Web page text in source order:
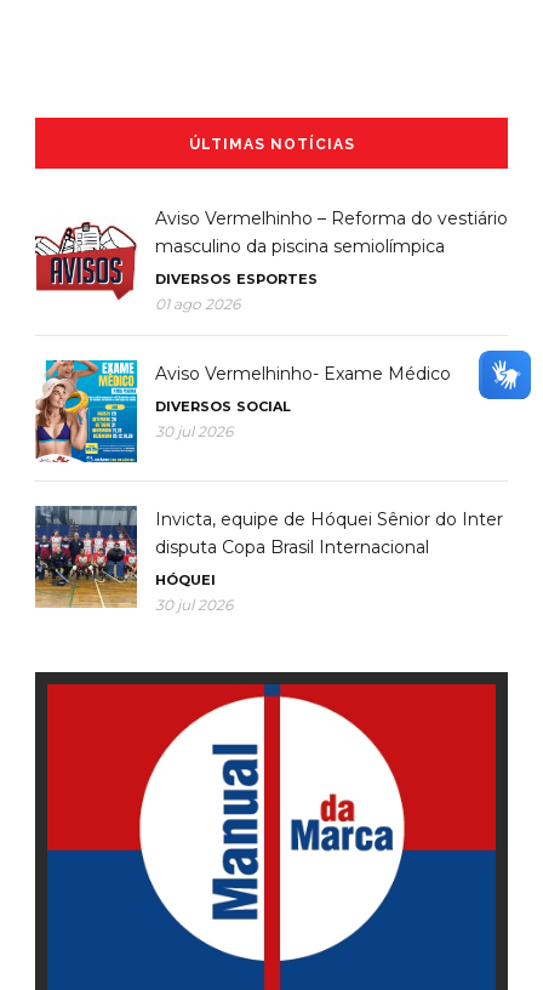
ÚLTIMAS NOTÍCIAS
Aviso Vermelhinho – Reforma do vestiário
masculino da piscina semiolímpica
DIVERSOS ESPORTES
01 ago 2026
Aviso Vermelhinho- Exame Médico
DIVERSOS SOCIAL
30 jul 2026
Invicta, equipe de Hóquei Sênior do Inter
disputa Copa Brasil Internacional
HÓQUEI
30 jul 2026